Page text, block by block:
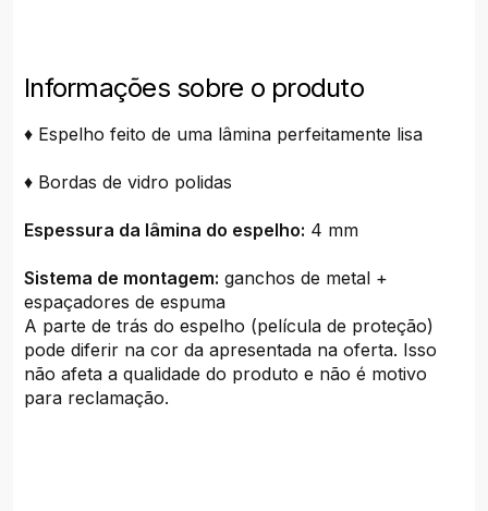
Informações sobre o produto
♦ Espelho feito de uma lâmina perfeitamente lisa
♦ Bordas de vidro polidas
Espessura da lâmina do espelho: 4 mm
Sistema de montagem: ganchos de metal +
espaçadores de espuma
A parte de trás do espelho (película de proteção)
pode diferir na cor da apresentada na oferta. Isso
não afeta a qualidade do produto e não é motivo
para reclamação.